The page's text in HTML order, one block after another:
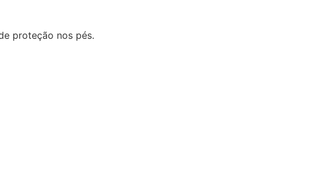
proteção nos pés.